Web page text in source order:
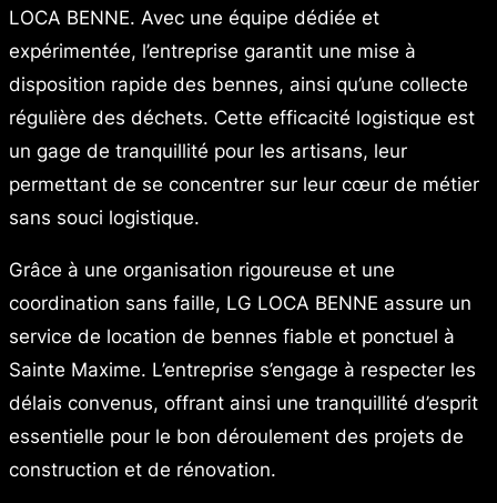
LOCA BENNE. Avec une équipe dédiée et
expérimentée, l’entreprise garantit une mise à
disposition rapide des bennes, ainsi qu’une collecte
régulière des déchets. Cette efficacité logistique est
un gage de tranquillité pour les artisans, leur
permettant de se concentrer sur leur cœur de métier
sans souci logistique.
Grâce à une organisation rigoureuse et une
coordination sans faille, LG LOCA BENNE assure un
service de location de bennes fiable et ponctuel à
Sainte Maxime. L’entreprise s’engage à respecter les
délais convenus, offrant ainsi une tranquillité d’esprit
essentielle pour le bon déroulement des projets de
construction et de rénovation.